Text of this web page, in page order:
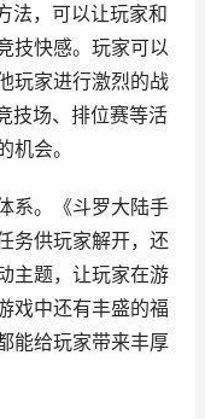
法，可以让玩家和
技快感。玩家可以
玩家进行激烈的战
技场、排位赛等活
会。
系。《斗罗大陆手
务供玩家解开，还
主题，让玩家在游
戏中还有丰盛的福
能给玩家带来丰厚